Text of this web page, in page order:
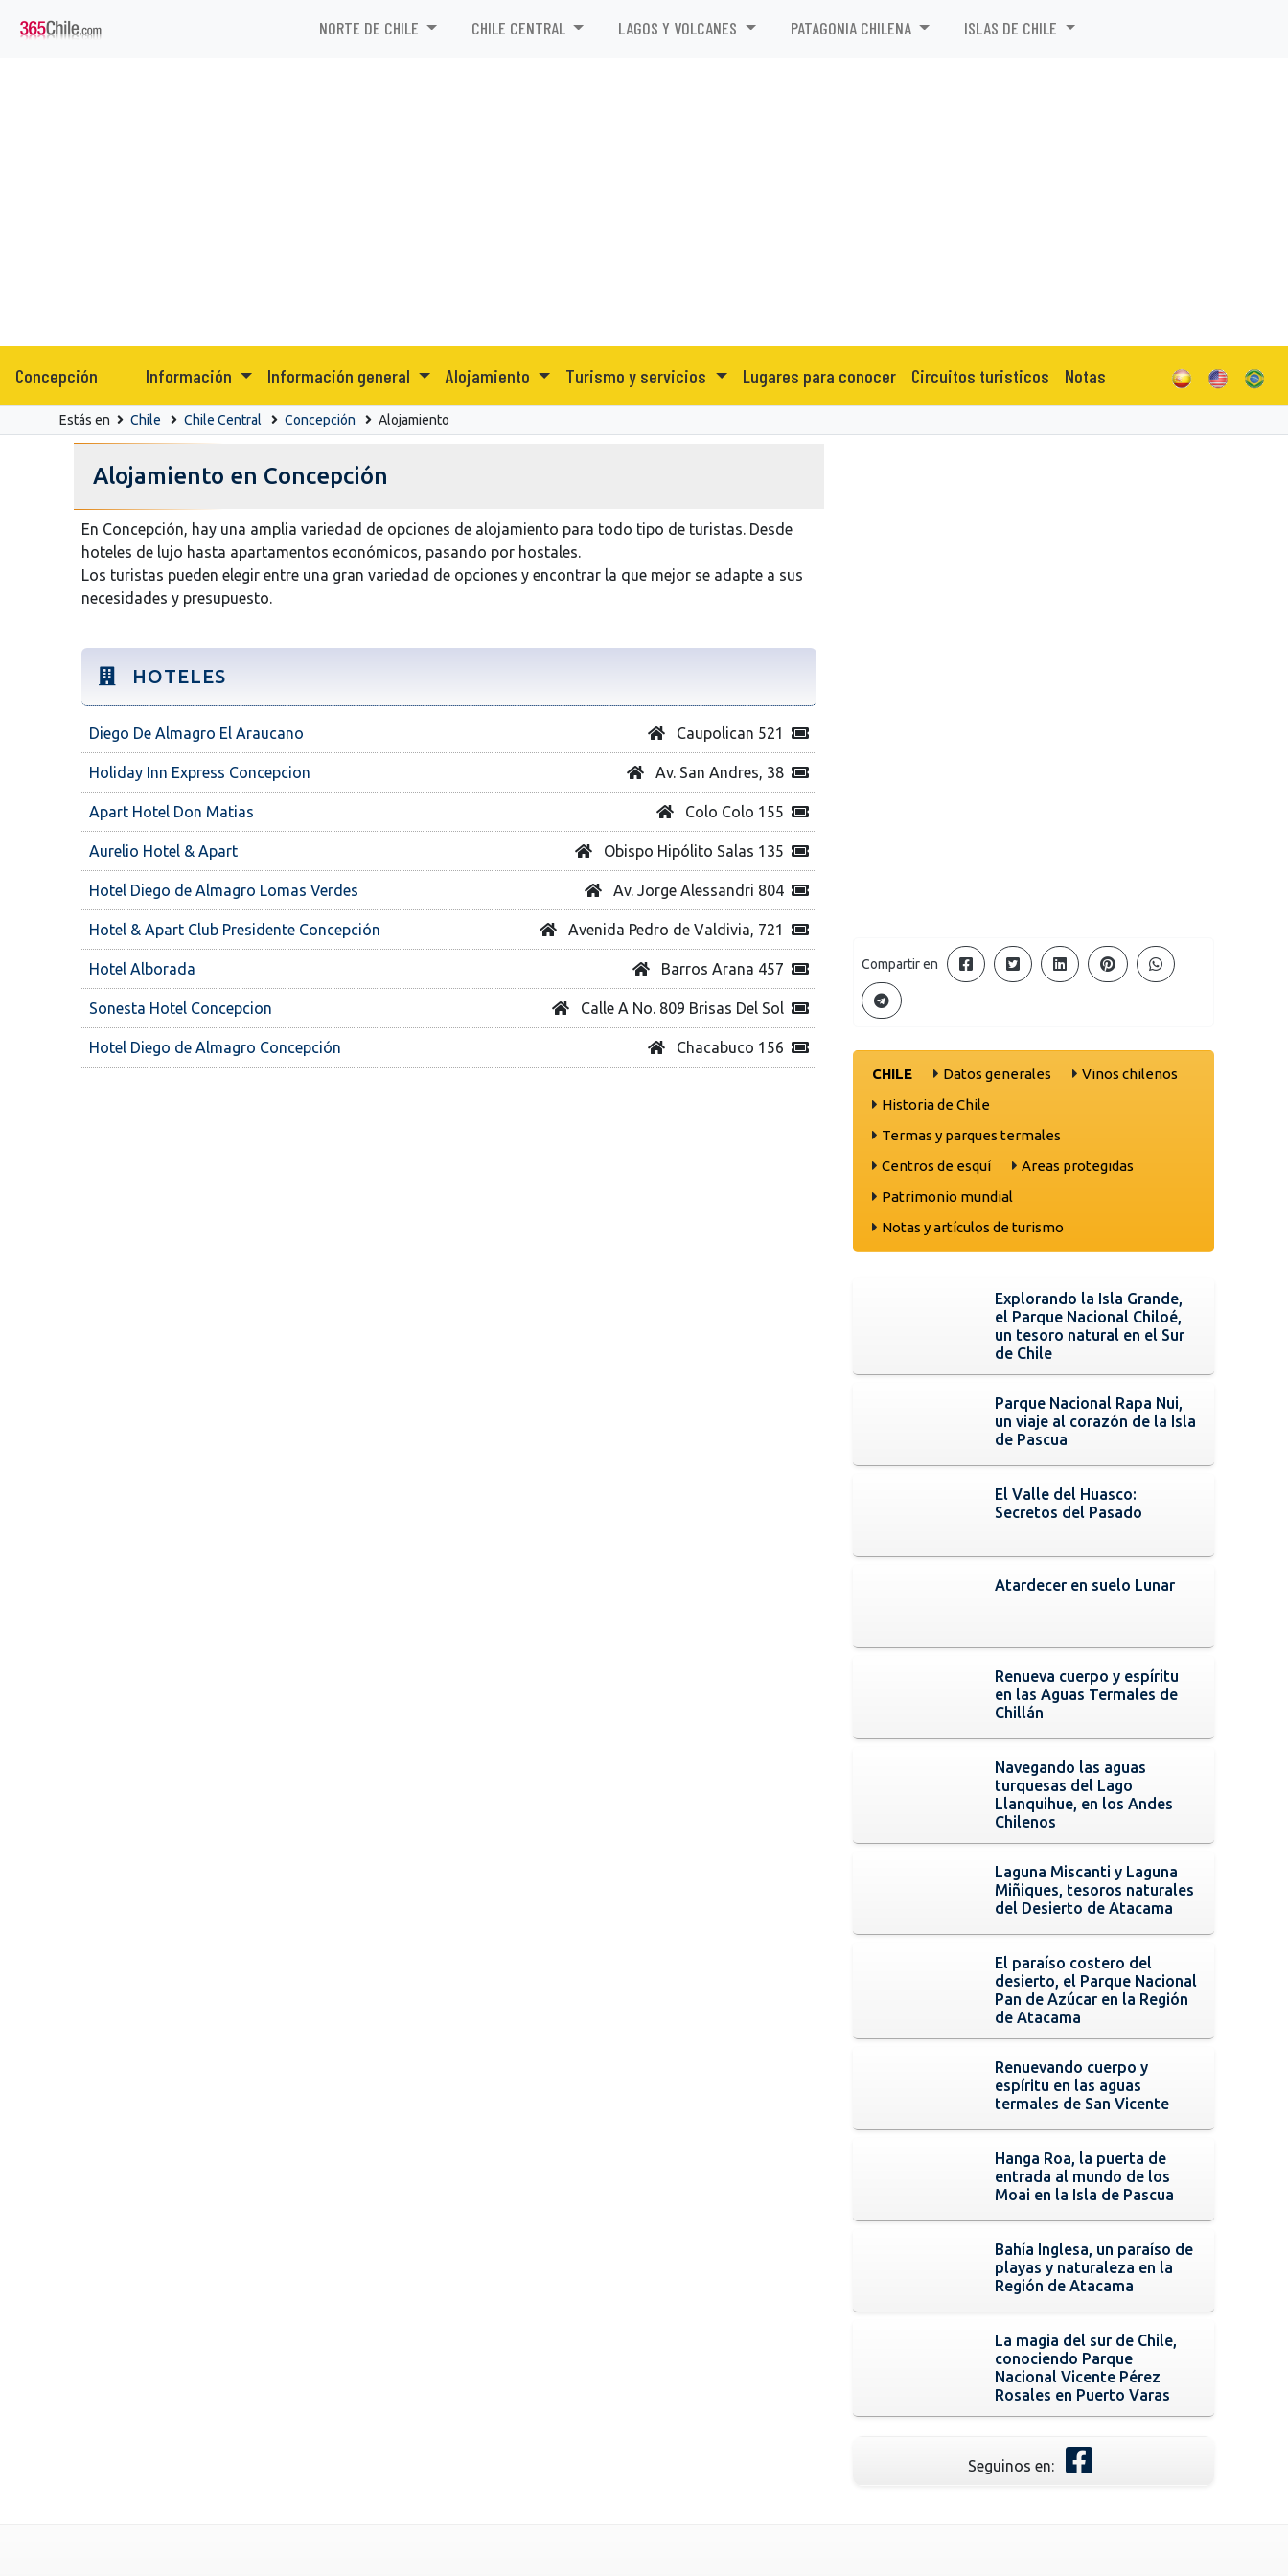
NORTE DE CHILE CHILE CENTRAL LAGOS Y VOLCANES PATAGONIA CHILENA ISLAS DE CHILE
Concepción Información Información general Alojamiento Turismo y servicios Lugares para conocer Circuitos turisticos Notas
Estás en Chile Chile Central Concepción Alojamiento
Alojamiento en Concepción
En Concepción, hay una amplia variedad de opciones de alojamiento para todo tipo de turistas. Desde
hoteles de lujo hasta apartamentos económicos, pasando por hostales.
Los turistas pueden elegir entre una gran variedad de opciones y encontrar la que mejor se adapte a sus
necesidades y presupuesto.
HOTELES
Diego De Almagro El Araucano Caupolican 521
Holiday Inn Express Concepcion Av. San Andres, 38
Apart Hotel Don Matias Colo Colo 155
Aurelio Hotel & Apart Obispo Hipólito Salas 135
Hotel Diego de Almagro Lomas Verdes Av. Jorge Alessandri 804
Hotel & Apart Club Presidente Concepción Avenida Pedro de Valdivia, 721
Hotel Alborada Barros Arana 457
Sonesta Hotel Concepcion Calle A No. 809 Brisas Del Sol
Hotel Diego de Almagro Concepción Chacabuco 156
Compartir en
CHILE Datos generales
Vinos chilenos
Historia de Chile
Termas y parques termales
Centros de esquí
Areas protegidas
Patrimonio mundial
Notas y artículos de turismo
Explorando la Isla Grande,
el Parque Nacional Chiloé,
un tesoro natural en el Sur
de Chile
Parque Nacional Rapa Nui,
un viaje al corazón de la Isla
de Pascua
El Valle del Huasco:
Secretos del Pasado
Atardecer en suelo Lunar
Renueva cuerpo y espíritu
en las Aguas Termales de
Chillán
Navegando las aguas
turquesas del Lago
Llanquihue, en los Andes
Chilenos
Laguna Miscanti y Laguna
Miñiques, tesoros naturales
del Desierto de Atacama
El paraíso costero del
desierto, el Parque Nacional
Pan de Azúcar en la Región
de Atacama
Renuevando cuerpo y
espíritu en las aguas
termales de San Vicente
Hanga Roa, la puerta de
entrada al mundo de los
Moai en la Isla de Pascua
Bahía Inglesa, un paraíso de
playas y naturaleza en la
Región de Atacama
La magia del sur de Chile,
conociendo Parque
Nacional Vicente Pérez
Rosales en Puerto Varas
Seguinos en: